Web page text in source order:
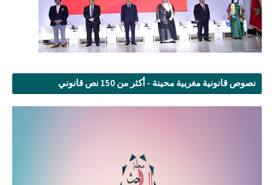
نصوص قانونية مغربية محينة - أكثر من 150 نص قانوني